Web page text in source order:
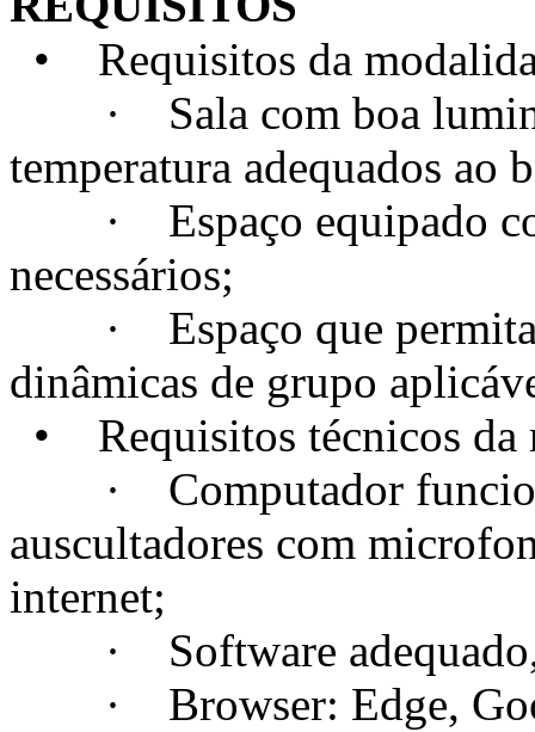
• Requisitos da
· Sala com boa
temperatura adequados ao
· Espaço equipado
necessários;
· Espaço que permita
dinâmicas de grupo
• Requisitos técnicos da
· Computador
auscultadores com
internet;
· Software adequado,
· Browser: Edge,